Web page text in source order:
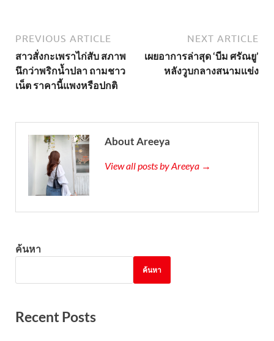
PREVIOUS ARTICLE
สาวสั่งกะเพราไก่สับ สภาพ
นึกว่าพริกน้ำปลา ถามชาว
เน็ต ราคานี้แพงหรือปกติ
NEXT ARTICLE
เผยอาการล่าสุด ‘บีม ศรัณยู’
หลังวูบกลางสนามเเข่ง
About Areeya
View all posts by Areeya →
ค้นหา
ค้นหา
Recent Posts